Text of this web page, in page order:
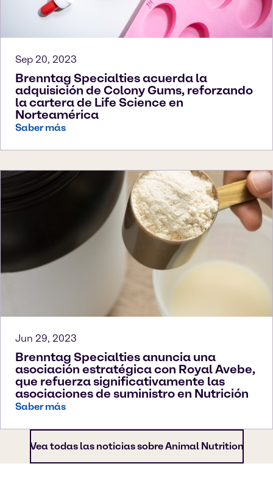
Sep 20, 2023
Brenntag Specialties acuerda la
adquisición de Colony Gums, reforzando
la cartera de Life Science en
Norteamérica
Saber más
Jun 29, 2023
Brenntag Specialties anuncia una
asociación estratégica con Royal Avebe,
que refuerza significativamente las
asociaciones de suministro en Nutrición
Saber más
Vea todas las noticias sobre Animal Nutrition